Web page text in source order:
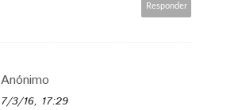
Responder
Anónimo
7/3/16, 17:29